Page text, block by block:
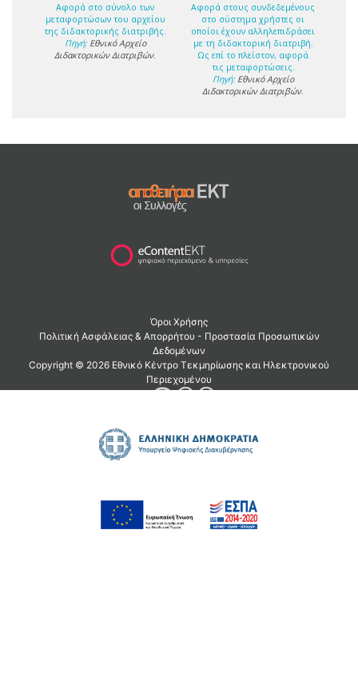
Αφορά στο σύνολο των
μεταφορτώσων του αρχείου
της διδακτορικής διατριβής.
Πηγή: Εθνικό Αρχείο
Διδακτορικών Διατριβών.
Αφορά στους συνδεδεμένους
στο σύστημα χρήστες οι
οποίοι έχουν αλληλεπιδράσει
με τη διδακτορική διατριβή.
Ως επί το πλείστον, αφορά
τις μεταφορτώσεις.
Πηγή: Εθνικό Αρχείο
Διδακτορικών Διατριβών.